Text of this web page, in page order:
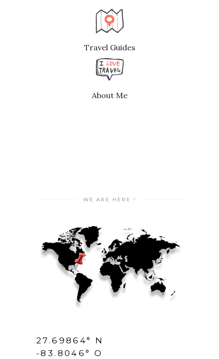
Travel Guides
About Me
WE ARE HERE !
27.69864° N
-83.8046° O